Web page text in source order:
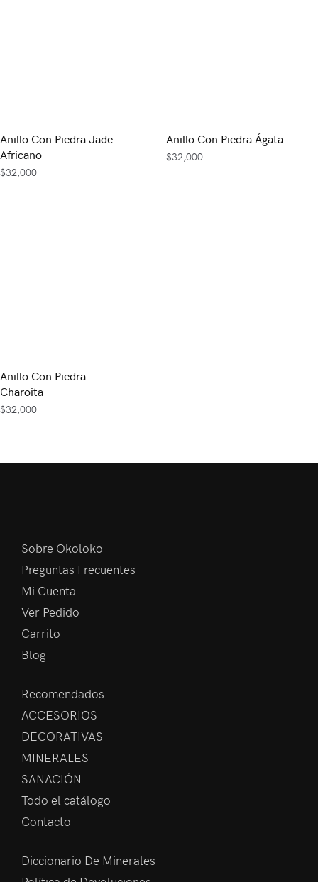
Anillo Con Piedra Jade
Africano
$32,000
Anillo Con Piedra Ágata
$32,000
Anillo Con Piedra
Charoita
$32,000
Sobre Okoloko
Preguntas Frecuentes
Mi Cuenta
Ver Pedido
Carrito
Blog
Recomendados
ACCESORIOS
DECORATIVAS
MINERALES
SANACIÓN
Todo el catálogo
Contacto
Diccionario De Minerales